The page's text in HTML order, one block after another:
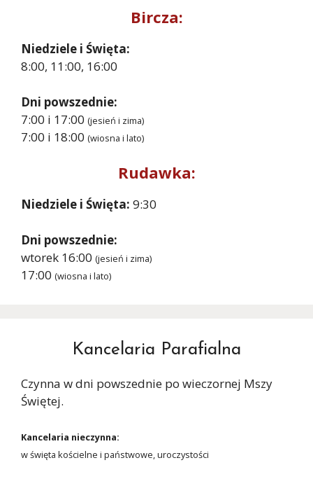
Bircza:
Niedziele i Święta:
8:00, 11:00, 16:00
Dni powszednie:
7:00 i 17:00 (jesień i zima)
7:00 i 18:00 (wiosna i lato)
Rudawka:
Niedziele i Święta: 9:30
Dni powszednie:
wtorek 16:00 (jesień i zima)
17:00 (wiosna i lato)
Kancelaria Parafialna
Czynna w dni powszednie po wieczornej Mszy
Świętej.
Kancelaria nieczynna:
w święta kościelne i państwowe, uroczystości